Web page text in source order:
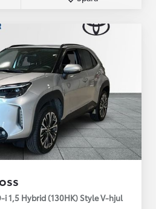
i 1,5 Hybrid (130HK) Style V-hjul